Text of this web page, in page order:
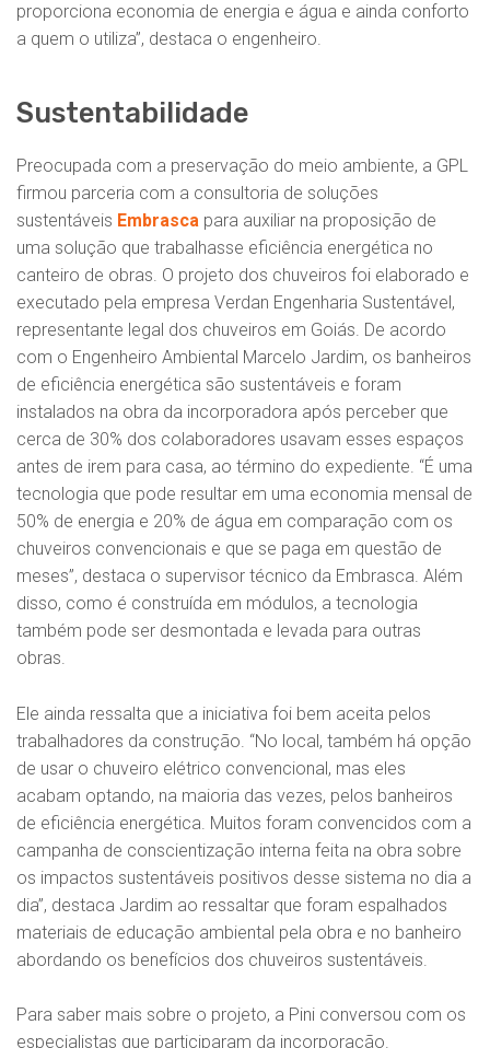
proporciona economia de energia e água e ainda conforto
a quem o utiliza”, destaca o engenheiro.
Sustentabilidade
Preocupada com a preservação do meio ambiente, a GPL
firmou parceria com a consultoria de soluções
sustentáveis Embrasca para auxiliar na proposição de
uma solução que trabalhasse eficiência energética no
canteiro de obras. O projeto dos chuveiros foi elaborado e
executado pela empresa Verdan Engenharia Sustentável,
representante legal dos chuveiros em Goiás. De acordo
com o Engenheiro Ambiental Marcelo Jardim, os banheiros
de eficiência energética são sustentáveis e foram
instalados na obra da incorporadora após perceber que
cerca de 30% dos colaboradores usavam esses espaços
antes de irem para casa, ao término do expediente. “É uma
tecnologia que pode resultar em uma economia mensal de
50% de energia e 20% de água em comparação com os
chuveiros convencionais e que se paga em questão de
meses”, destaca o supervisor técnico da Embrasca. Além
disso, como é construída em módulos, a tecnologia
também pode ser desmontada e levada para outras
obras.
Ele ainda ressalta que a iniciativa foi bem aceita pelos
trabalhadores da construção. “No local, também há opção
de usar o chuveiro elétrico convencional, mas eles
acabam optando, na maioria das vezes, pelos banheiros
de eficiência energética. Muitos foram convencidos com a
campanha de conscientização interna feita na obra sobre
os impactos sustentáveis positivos desse sistema no dia a
dia”, destaca Jardim ao ressaltar que foram espalhados
materiais de educação ambiental pela obra e no banheiro
abordando os benefícios dos chuveiros sustentáveis.
Para saber mais sobre o projeto, a Pini conversou com os
especialistas que participaram da incorporação.